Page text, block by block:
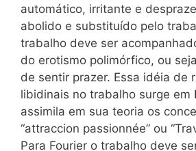
automático, irritante e
abolido e substituído pelo
trabalho deve ser
do erotismo polimórfico, ou
de sentir prazer. Essa idéia de
libidinais no trabalho surge em
assimila em sua teoria os
“attraccion passionnée” ou
Para Fourier o trabalho deve